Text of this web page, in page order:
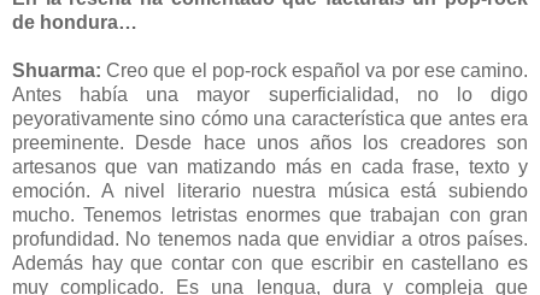
de hondura…
Shuarma: Creo que el pop-rock español va por ese camino.
Antes había una mayor superficialidad, no lo digo
peyorativamente sino cómo una característica que antes era
preeminente. Desde hace unos años los creadores son
artesanos que van matizando más en cada frase, texto y
emoción. A nivel literario nuestra música está subiendo
mucho. Tenemos letristas enormes que trabajan con gran
profundidad. No tenemos nada que envidiar a otros países.
Además hay que contar con que escribir en castellano es
muy complicado. Es una lengua, dura y compleja que